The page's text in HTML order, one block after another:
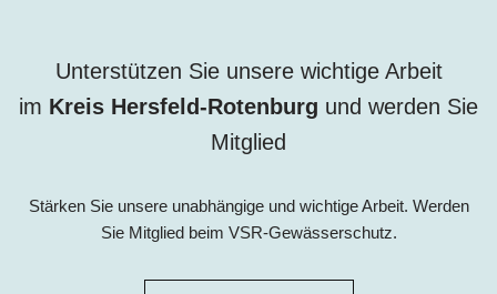
Unterstützen Sie unsere wichtige Arbeit
im Kreis Hersfeld-Rotenburg und werden Sie
Mitglied
Stärken Sie unsere unabhängige und wichtige Arbeit. Werden
Sie Mitglied beim VSR-Gewässerschutz.